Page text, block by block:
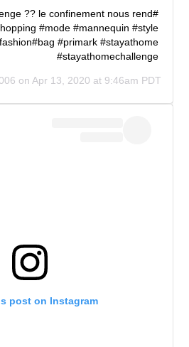
?? le confinement nous rend
#mode #mannequin #style
#primark #stayathome
#stayathomechallenge
on Apr 13, 2020 at 9:46am PDT
post on Instagram